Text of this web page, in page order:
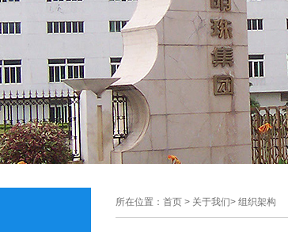
所在位置：首页 > 关于我们> 组织架构